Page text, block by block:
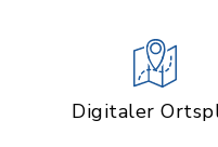
Digitaler